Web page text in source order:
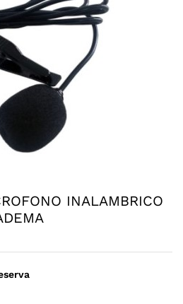
INALAMBRICO